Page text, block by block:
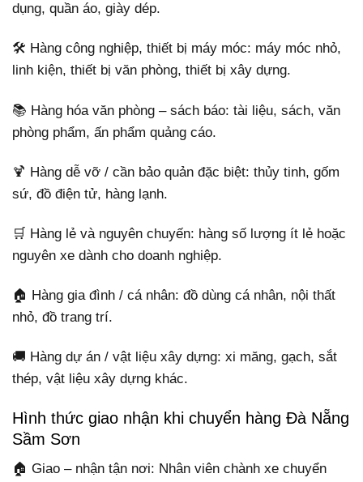
dụng, quần áo, giày dép.
🛠 Hàng công nghiệp, thiết bị máy móc: máy móc nhỏ,
linh kiện, thiết bị văn phòng, thiết bị xây dựng.
📚 Hàng hóa văn phòng – sách báo: tài liệu, sách, văn
phòng phẩm, ấn phẩm quảng cáo.
🍹 Hàng dễ vỡ / cần bảo quản đặc biệt: thủy tinh, gốm
sứ, đồ điện tử, hàng lạnh.
🛒 Hàng lẻ và nguyên chuyến: hàng số lượng ít lẻ hoặc
nguyên xe dành cho doanh nghiệp.
🏠 Hàng gia đình / cá nhân: đồ dùng cá nhân, nội thất
nhỏ, đồ trang trí.
🚚 Hàng dự án / vật liệu xây dựng: xi măng, gạch, sắt
thép, vật liệu xây dựng khác.
Hình thức giao nhận khi chuyển hàng Đà Nẵng
Sầm Sơn
🏠 Giao – nhận tận nơi: Nhân viên chành xe chuyển